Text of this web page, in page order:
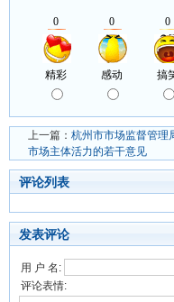
上一篇： 杭州市市场监督管理
市场主体活力的若干意见
评论列表
发表评论
用 户 名:
评论表情: